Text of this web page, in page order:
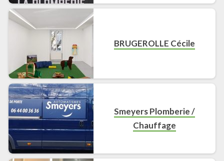
BRUGEROLLE Cécile
Smeyers Plomberie /
Chauffage